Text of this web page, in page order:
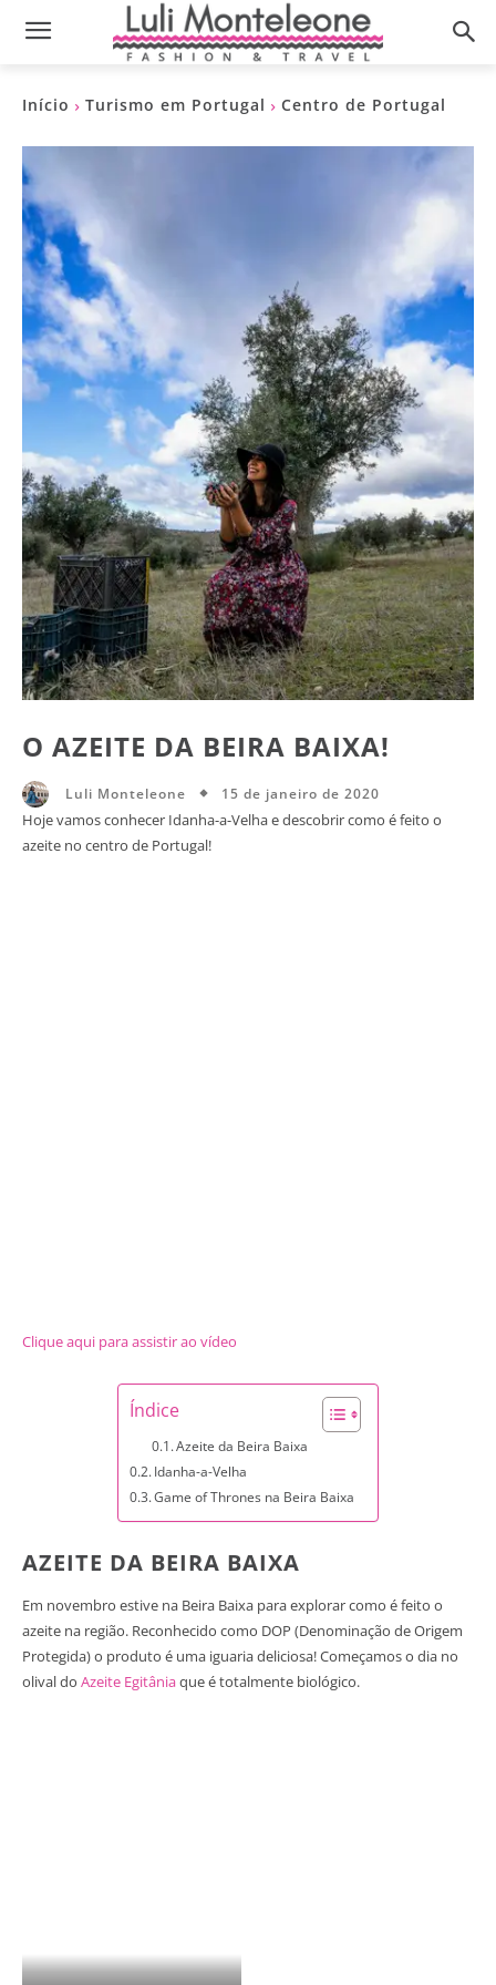
Início Turismo em Portugal Centro de Portugal
O AZEITE DA BEIRA BAIXA!
Luli Monteleone 15 de janeiro de 2020
Hoje vamos conhecer Idanha-a-Velha e descobrir como é feito o
azeite no centro de Portugal!
Clique aqui para assistir ao vídeo
Índice
Azeite da Beira Baixa
Idanha-a-Velha
Game of Thrones na Beira Baixa
AZEITE DA BEIRA BAIXA
Em novembro estive na Beira Baixa para explorar como é feito o
azeite na região. Reconhecido como DOP (Denominação de Origem
Protegida) o produto é uma iguaria deliciosa! Começamos o dia no
olival do Azeite Egitâniaque é totalmente biológico.